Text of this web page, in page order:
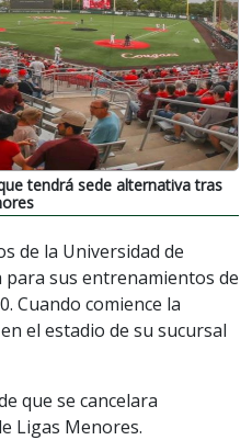
tendrá sede alternativa tras
de la Universidad de
sus entrenamientos de
Cuando comience la
el estadio de su sucursal
que se cancelara
Ligas Menores.